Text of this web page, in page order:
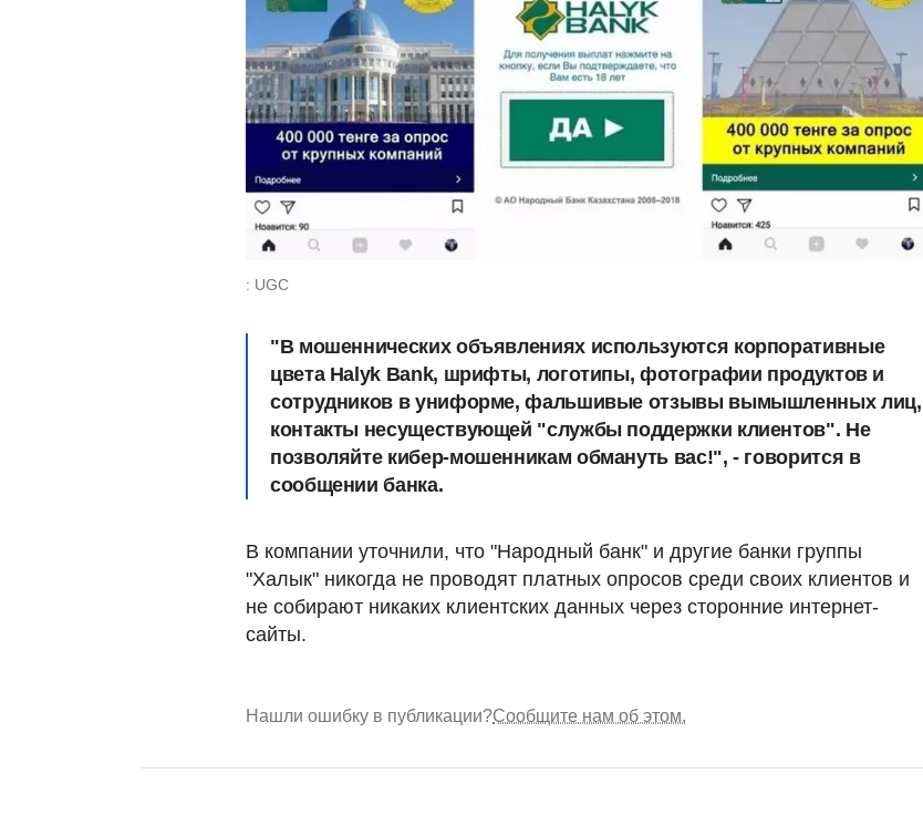
: UGC
"В мошеннических объявлениях используются корпоративные
цвета Halyk Bank, шрифты, логотипы, фотографии продуктов и
сотрудников в униформе, фальшивые отзывы вымышленных лиц,
контакты несуществующей "службы поддержки клиентов". Не
позволяйте кибер-мошенникам обмануть вас!", - говорится в
сообщении банка.
В компании уточнили, что "Народный банк" и другие банки группы
"Халык" никогда не проводят платных опросов среди своих клиентов и
не собирают никаких клиентских данных через сторонние интернет-
сайты.
Нашли ошибку в публикации?Сообщите нам об этом.